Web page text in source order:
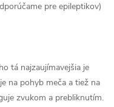
pre epileptikov)
tá najzaujímavejšia je
na pohyb meča a tiež na
zvukom a prebliknutím.